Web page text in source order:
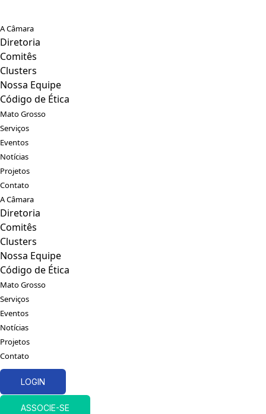
A Câmara
Diretoria
Comitês
Clusters
Nossa Equipe
Código de Ética
Mato Grosso
Serviços
Eventos
Notícias
Projetos
Contato
A Câmara
Diretoria
Comitês
Clusters
Nossa Equipe
Código de Ética
Mato Grosso
Serviços
Eventos
Notícias
Projetos
Contato
LOGIN
ASSOCIE-SE